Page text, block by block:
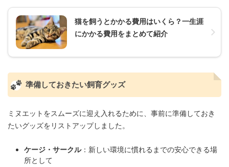
猫を飼うとかかる費用はいくら？一生涯
にかかる費用をまとめて紹介
準備しておきたい飼育グッズ
ミヌエットをスムーズに迎え入れるために、事前に準備しておき
たいグッズをリストアップしました。
ケージ・サークル：新しい環境に慣れるまでの安心できる場
所として